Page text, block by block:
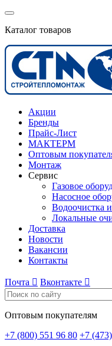
Каталог товаров
Акции
Бренды
Прайс-Лист
МАКТЕРМ
Оптовым
Монтаж
Сервис
Газовое
Насосное
Водоочистка
Локальные
Доставка
Новости
Вакансии
Контакты
Почта  Вконтакте 
Оптовым покупателям
+7 (800) 551 96 80 +7